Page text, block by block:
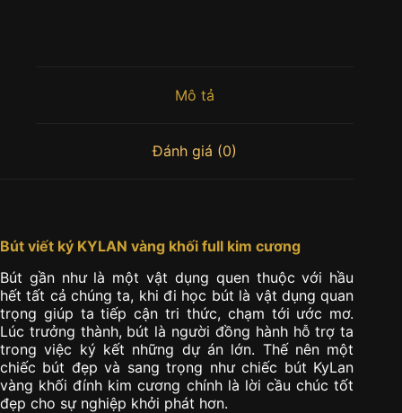
Mô tả
Đánh giá (0)
Bút viết ký KYLAN vàng khối full kim cương
Bút gần như là một vật dụng quen thuộc với hầu
hết tất cả chúng ta, khi đi học bút là vật dụng quan
trọng giúp ta tiếp cận tri thức, chạm tới ước mơ.
Lúc trưởng thành, bút là người đồng hành hỗ trợ ta
trong việc ký kết những dự án lớn. Thế nên một
chiếc bút đẹp và sang trọng như chiếc bút KyLan
vàng khối đính kim cương chính là lời cầu chúc tốt
đẹp cho sự nghiệp khởi phát hơn.